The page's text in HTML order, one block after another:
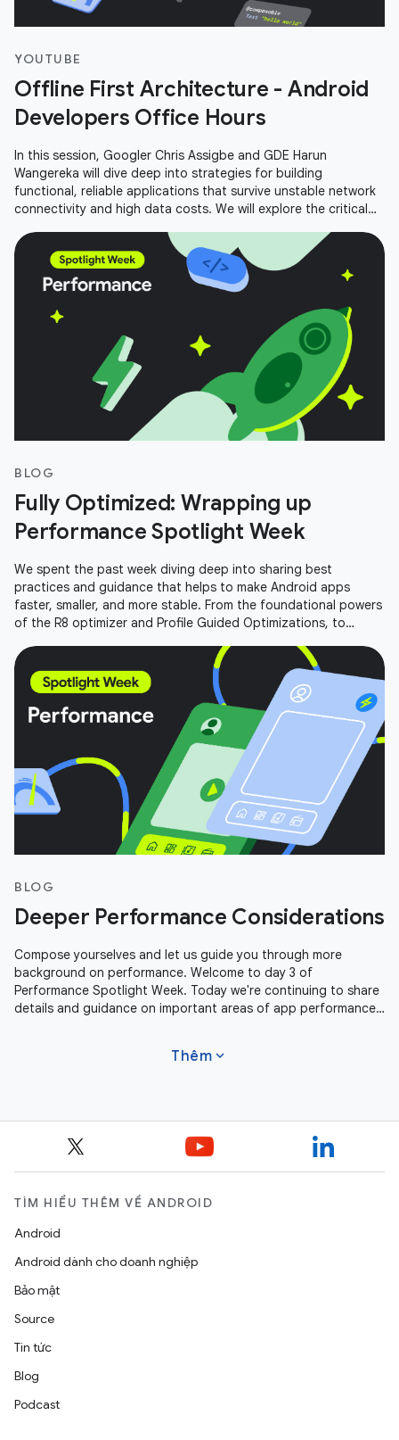
YOUTUBE
Offline First Architecture - Android
Developers Office Hours
In this session, Googler Chris Assigbe and GDE Harun
Wangereka will dive deep into strategies for building
functional, reliable applications that survive unstable network
connectivity and high data costs. We will explore the critical
BLOG
Fully Optimized: Wrapping up
Performance Spotlight Week
We spent the past week diving deep into sharing best
practices and guidance that helps to make Android apps
faster, smaller, and more stable. From the foundational powers
of the R8 optimizer and Profile Guided Optimizations, to
BLOG
Deeper Performance Considerations
Compose yourselves and let us guide you through more
background on performance. Welcome to day 3 of
Performance Spotlight Week. Today we're continuing to share
details and guidance on important areas of app performance.
Thêm expand_more
TÌM HIỂU THÊM VỀ ANDROID
Android
Android dành cho doanh nghiệp
Bảo mật
Source
Tin tức
Blog
Podcast